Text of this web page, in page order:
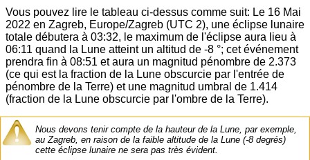
Vous pouvez lire le tableau ci-dessus comme suit: Le 16 Mai
2022 en Zagreb, Europe/Zagreb (UTC 2), une éclipse lunaire
totale débutera à 03:32, le maximum de l'éclipse aura lieu à
06:11 quand la Lune atteint un altitud de -8 °; cet événement
prendra fin à 08:51 et aura un magnitud pénombre de 2.373
(ce qui est la fraction de la Lune obscurcie par l'entrée de
pénombre de la Terre) et une magnitud umbral de 1.414
(fraction de la Lune obscurcie par l'ombre de la Terre).
Nous devons tenir compte de la hauteur de la Lune, par exemple,
au Zagreb, en raison de la faible altitude de la Lune (-8 degrés)
cette éclipse lunaire ne sera pas très évident.